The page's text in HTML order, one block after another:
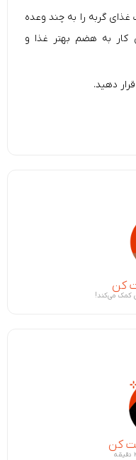
گربه را به چند وعده
به هضم بهتر غذا و
دهید.
کن
کمک می‌کند!
کن